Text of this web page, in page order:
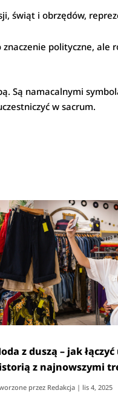
świąt i obrzędów,
polityczne, ale
Są namacalnymi
w sacrum.
z duszą – jak
z najnowszymi
przez Redakcja| lis 4, 2025